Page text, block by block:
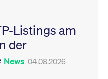
Listings am
der
News 04.08.2026